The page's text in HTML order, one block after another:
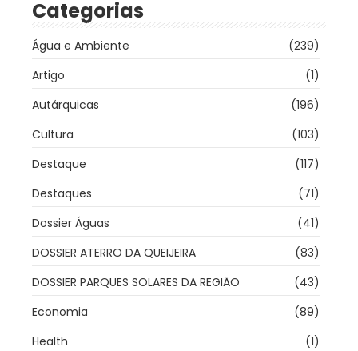
Categorias
Água e Ambiente
(239)
Artigo
(1)
Autárquicas
(196)
Cultura
(103)
Destaque
(117)
Destaques
(71)
Dossier Águas
(41)
DOSSIER ATERRO DA QUEIJEIRA
(83)
DOSSIER PARQUES SOLARES DA REGIÃO
(43)
Economia
(89)
Health
(1)